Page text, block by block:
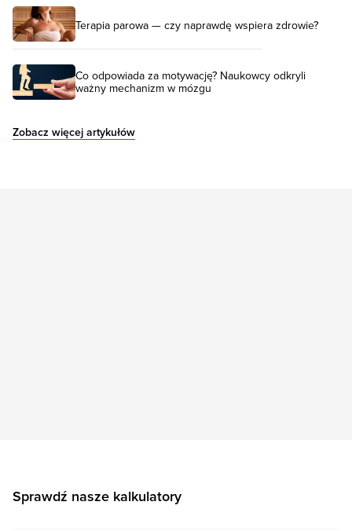
Terapia parowa — czy naprawdę wspiera zdrowie?
Co odpowiada za motywację? Naukowcy odkryli
ważny mechanizm w mózgu
Zobacz więcej artykułów
Sprawdź nasze kalkulatory